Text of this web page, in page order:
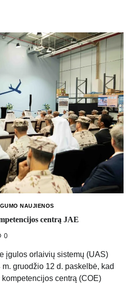
NAUJIENOS
centrą JAE
0
įgulos orlaivių sistemų (UAS)
m. gruodžio 12 d. paskelbė, kad
centrą (COE)